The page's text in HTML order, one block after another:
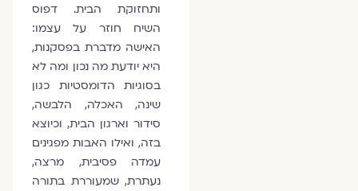
ותחזוקת הבית. דפוס
השיח חוזר על עצמו:
האישה מדברת בפסקנות,
היא יודעת מה נכון ומה לא
בסוגיות הדומסטיות כגון
שינה, האכלה, הלבשה,
סידור וארגון הבית, וכיוצא
בזה, ואילו האבות מפגינים
עמדה פסיבית, מרצה,
נעתרת, שמעוררת בתורה